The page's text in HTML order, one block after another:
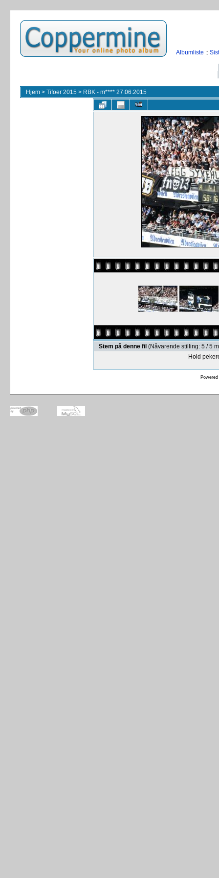
Albumliste ::
Hjem > Tifoer 2015 > RBK - m**** 27.06.2015
Stem på denne fil (Nåvarende stilling: 5 / 5
Hold